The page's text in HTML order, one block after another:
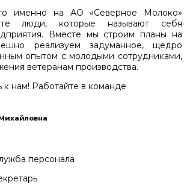
именно на АО «Северное Молоко»
люди, которые называют себя
Вместе мы строим планы на
реализуем задуманное, щедро
опытом с молодыми сотрудниками,
ветеранам производства.
нам! Работайте в команде
персонала